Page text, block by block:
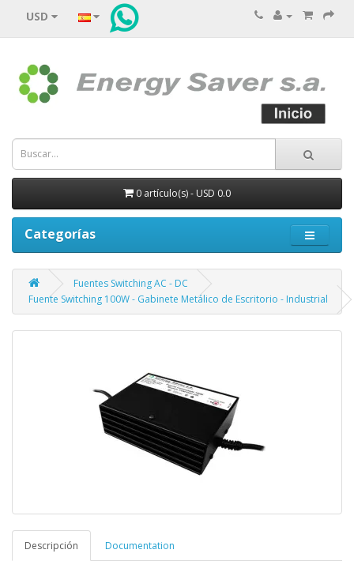
USD
0 artículo(s) - USD 0.0
Categorías
Fuentes Switching AC - DC
Fuente Switching 100W - Gabinete Metálico de Escritorio - Industrial
Descripción Documentation